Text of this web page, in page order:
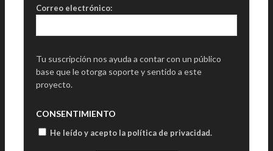
Correo electrónico:
Tu suscripción nos ayuda a contar con un público
base que le otorga soporte y sentido a este
proyecto.
CONSENTIMIENTO
He leído y acepto la política de privacidad.